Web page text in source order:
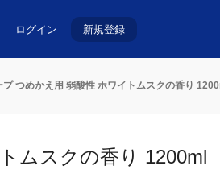
ログイン 新規登録
プ つめかえ用 弱酸性 ホワイトムスクの香り
ムスクの香り 1200ml